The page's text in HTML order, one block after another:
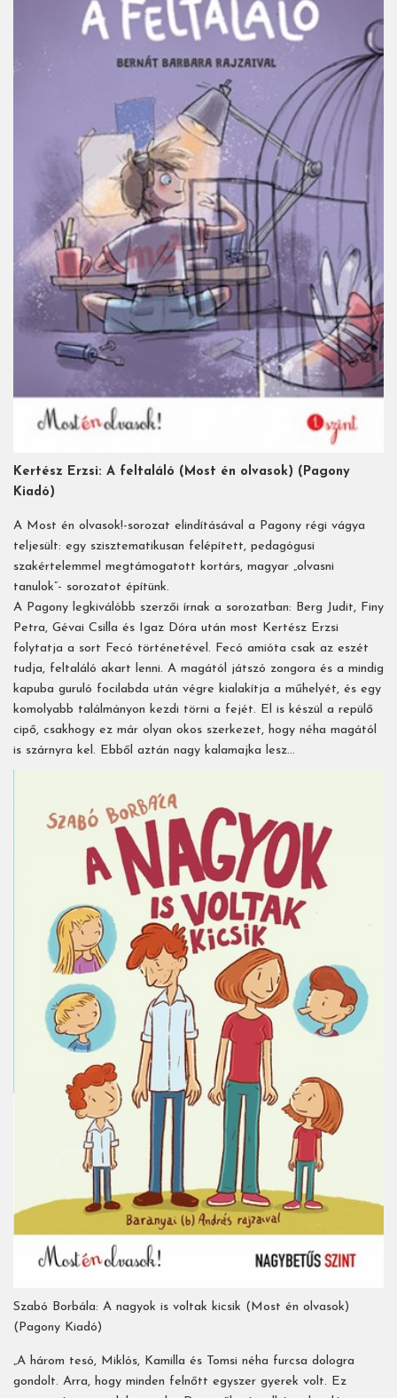
Kertész Erzsi: A feltaláló (Most én olvasok) (Pagony
Kiadó)
A Most én olvasok!-sorozat elindításával a Pagony régi vágya
teljesült: egy szisztematikusan felépített, pedagógusi
szakértelemmel megtámogatott kortárs, magyar „olvasni
tanulok”- sorozatot építünk.
A Pagony legkiválóbb szerzői írnak a sorozatban: Berg Judit, Finy
Petra, Gévai Csilla és Igaz Dóra után most Kertész Erzsi
folytatja a sort Fecó történetével. Fecó amióta csak az eszét
tudja, feltaláló akart lenni. A magától játszó zongora és a mindig
kapuba guruló focilabda után végre kialakítja a műhelyét, és egy
komolyabb találmányon kezdi törni a fejét. El is készül a repülő
cipő, csakhogy ez már olyan okos szerkezet, hogy néha magától
is szárnyra kel. Ebből aztán nagy kalamajka lesz…
Szabó Borbála: A nagyok is voltak kicsik (Most én olvasok)
(Pagony Kiadó)
„A három tesó, Miklós, Kamilla és Tomsi néha furcsa dologra
gondolt. Arra, hogy minden felnőtt egyszer gyerek volt. Ez